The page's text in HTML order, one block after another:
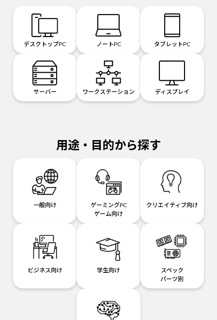
デスクトップPC ノートPC タブレットPC
サーバー ワークステーション ディスプレイ
用途・目的から探す
一般向け
ゲーミングPC
ゲーム向け
クリエイティブ向け
ビジネス向け 学生向け
スペック
パーツ別